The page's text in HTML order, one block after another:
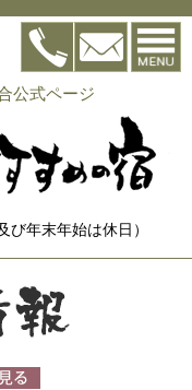
公式ページ
年末年始は休日）